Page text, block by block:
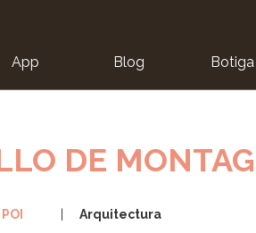
App Blog Botiga
DE
Arquitectura